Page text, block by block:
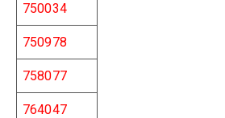
750034
750978
758077
764047